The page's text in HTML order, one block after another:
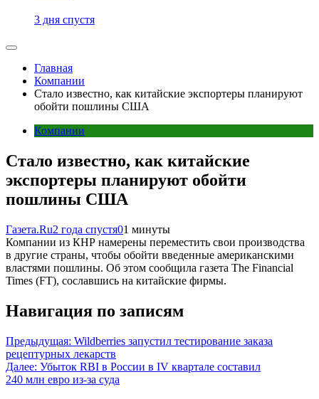
3 дня спустя
Главная
Компании
Стало известно, как китайские экспортеры планируют
обойти пошлины США
Компании
Стало известно, как китайские
экспортеры планируют обойти
пошлины США
Газета.Ru2 года спустя01 минуты
Компании из КНР намерены переместить свои производства
в другие страны, чтобы обойти введенные американскими
властями пошлины. Об этом сообщила газета The Financial
Times (FT), сославшись на китайские фирмы.
Навигация по записям
Предыдущая: Wildberries запустил тестирование заказа
рецептурных лекарств
Далее: Убыток RBI в России в IV квартале составил
240 млн евро из-за суда